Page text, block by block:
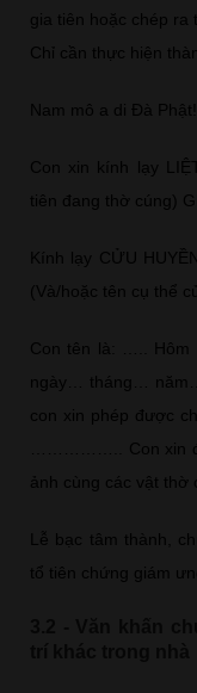
gia tiên hoặc chép ra
Chỉ cần thực hiện
Nam mô a di Đà
Con xin kính lạy
tiên đang thờ cúng)
Kính lạy CỬU
(Và/hoặc tên cụ thể
Con tên là: …..
ngày… tháng…
con xin phép được
…………….. Con xin
ảnh cùng các vật thờ
Lễ bạc tâm thành,
tổ tiên chứng giám